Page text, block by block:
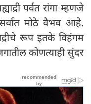
पर्वत रांगा म्हणजे
सर्वात मोठे वैभव आहे.
रूप इतके विहंगम
कोणत्याही सुंदर